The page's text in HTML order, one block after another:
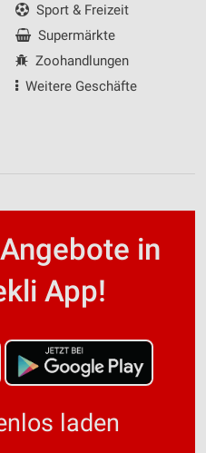
Sport & Freizeit
Supermärkte
Zoohandlungen
Weitere Geschäfte
in
App!
laden